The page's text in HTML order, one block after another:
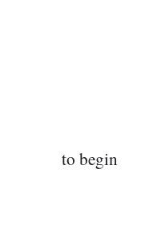
to begin